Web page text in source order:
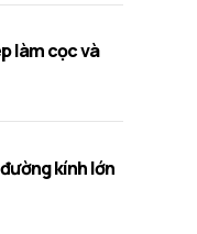
làm cọc và
kính lớn